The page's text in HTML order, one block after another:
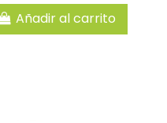
Añadir al carrito